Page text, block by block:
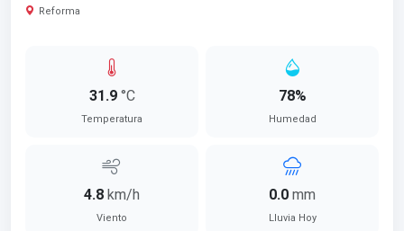
Reforma
31.9 °C
Temperatura
78%
Humedad
4.8 km/h
Viento
0.0 mm
Lluvia Hoy